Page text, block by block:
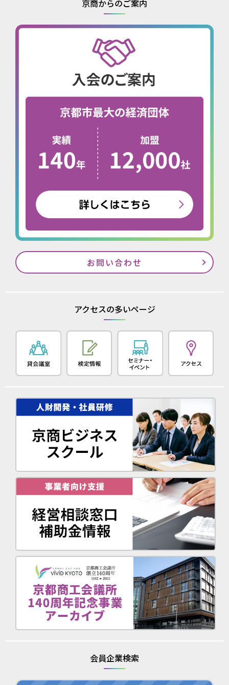
京商からのご案内
お問い合わせ
アクセスの多いページ
会員企業検索